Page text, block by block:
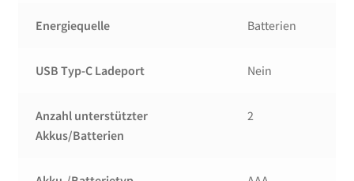
Energiequelle Batterien
USB Typ-C Ladeport Nein
Anzahl unterstützter
Akkus/Batterien
2